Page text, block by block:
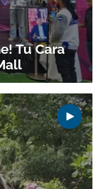
Tu Cara